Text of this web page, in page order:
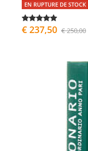
EN RUPTURE DE STOCK
€ 237,50 € 250,00